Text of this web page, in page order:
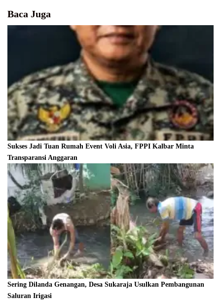
Baca Juga
Sukses Jadi Tuan Rumah Event Voli Asia, FPPI Kalbar Minta
Transparansi Anggaran
Sering Dilanda Genangan, Desa Sukaraja Usulkan Pembangunan
Saluran Irigasi